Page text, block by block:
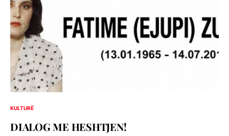
KULTURË
DIALOG ME HESHTJEN!